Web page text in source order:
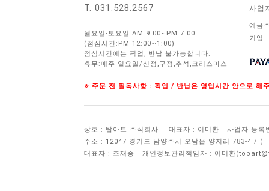
T. 031.528.2567
월요일-토요일:AM 9:00~PM 7:00
(점심시간:PM 12:00~1:00)
점심시간에는 픽업, 반납 불가능합니다.
휴무:매주 일요일/신정,구정,추석,크리스마스
사업
예금
기업
※ 주문 전 필독사항 : 픽업 / 반납은 영업시간 안으로 해
상호 : 탑아트 주식회사 대표자 : 이미환
사업자 등록
주소 : 12047 경기도 남양주시 오남읍 양지리 783-4 /
대표자 : 조재중
개인정보관리책임자 : 이미환